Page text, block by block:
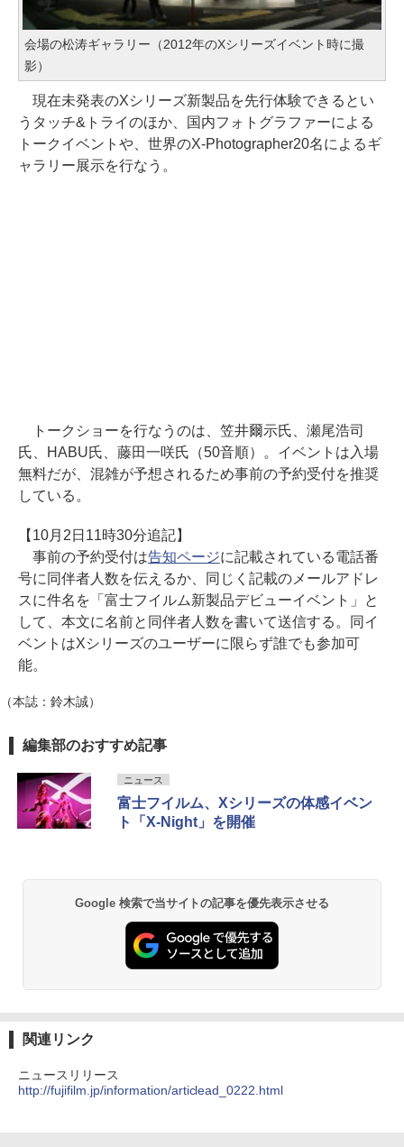
会場の松涛ギャラリー（2012年のXシリーズイベント時に撮
影）
現在未発表のXシリーズ新製品を先行体験できるとい
うタッチ&トライのほか、国内フォトグラファーによる
トークイベントや、世界のX-Photographer20名によるギ
ャラリー展示を行なう。
トークショーを行なうのは、笠井爾示氏、瀬尾浩司
氏、HABU氏、藤田一咲氏（50音順）。イベントは入場
無料だが、混雑が予想されるため事前の予約受付を推奨
している。
【10月2日11時30分追記】
事前の予約受付は告知ページに記載されている電話番
号に同伴者人数を伝えるか、同じく記載のメールアドレ
スに件名を「富士フイルム新製品デビューイベント」と
して、本文に名前と同伴者人数を書いて送信する。同イ
ベントはXシリーズのユーザーに限らず誰でも参加可
能。
（本誌：鈴木誠）
編集部のおすすめ記事
ニュース
富士フイルム、Xシリーズの体感イベン
ト「X-Night」を開催
Google 検索で当サイトの記事を優先表示させる
関連リンク
ニュースリリース
http://fujifilm.jp/information/articlead_0222.html